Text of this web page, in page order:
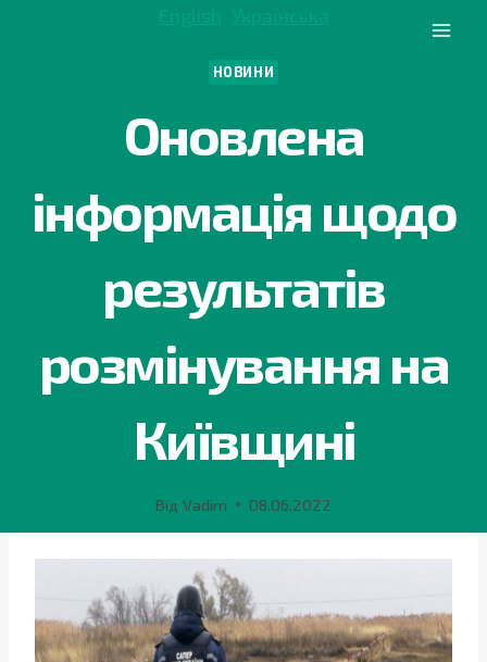
НОВИНИ
Оновлена
інформація щодо
результатів
розмінування на
Київщині
Від Vadim 08.06.2022